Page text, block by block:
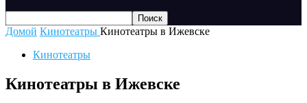
Домой Кинотеатры Кинотеатры в Ижевске
Кинотеатры
Кинотеатры в Ижевске